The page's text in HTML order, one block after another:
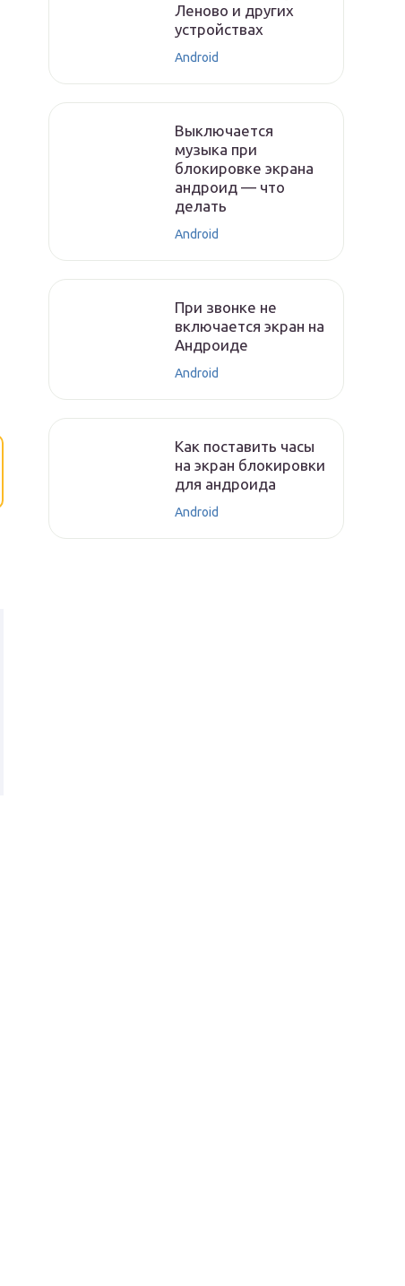
Леново и других
устройствах
Android
Выключается
музыка при
блокировке экрана
андроид — что
делать
Android
При звонке не
включается экран на
Андроиде
Android
Как поставить часы
на экран блокировки
для андроида
Android